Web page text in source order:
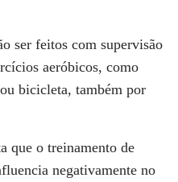
ser feitos com supervisão
aeróbicos, como
bicicleta, também por
que o treinamento de
negativamente no